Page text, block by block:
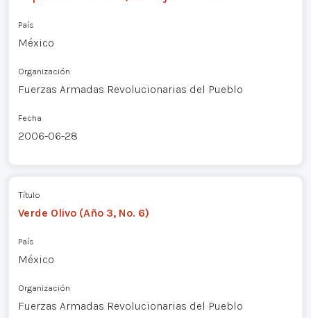
País
México
Organización
Fuerzas Armadas Revolucionarias del Pueblo
Fecha
2006-06-28
Título
Verde Olivo (Año 3, No. 6)
País
México
Organización
Fuerzas Armadas Revolucionarias del Pueblo